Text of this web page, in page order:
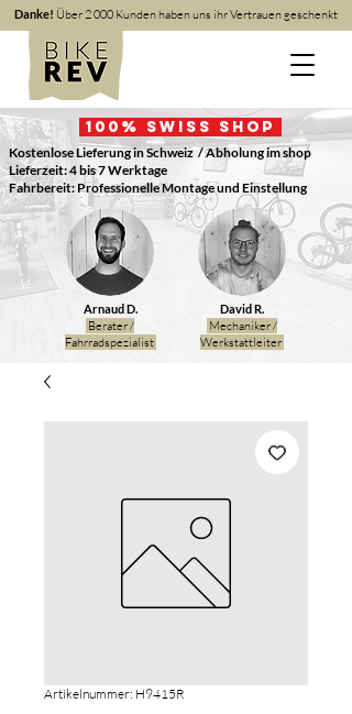
Danke! Über 2 000 Kunden haben uns ihr Vertrauen geschenkt
100 % Swiss Shop
Kostenlose Lieferung in Schweiz / Abholung im shop
Lieferzeit: 4 bis 7 Werktage
Fahrbereit: Professionelle Montage und Einstellung
Arnaud D.
Berater /
Fahrradspezialist
David R.
Mechaniker /
Werkstattleiter
Artikelnummer: H9415R